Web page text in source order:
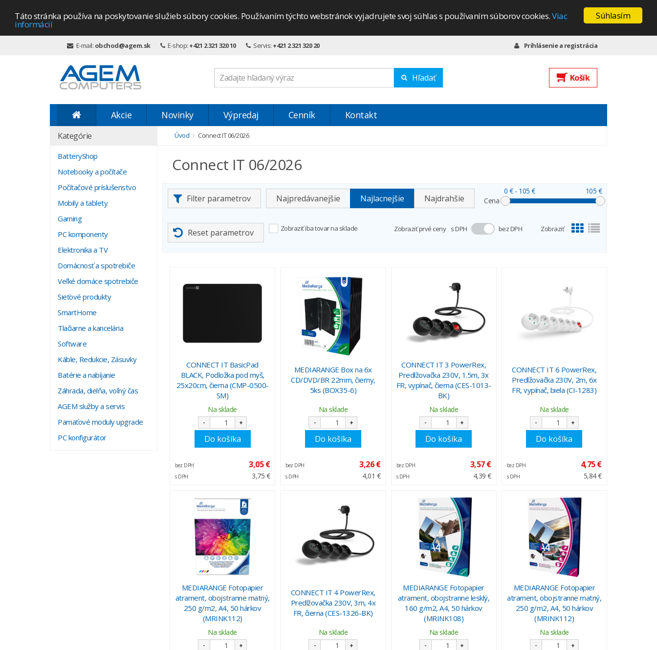
Súhlasím
Táto stránka používa na poskytovanie služieb súbory cookies. Používaním týchto webstránok vyjadrujete svoj súhlas s používaním súborov cookies.Viac
informácií
E-mail: obchod@agem.sk E-shop: +421 2 321 320 10 Servis: +421 2 321 320 20 Prihlásenie a registrácia
Hľadať Košík
Akcie Novinky Výpredaj Cenník Kontakt
Kategórie
BatteryShop
Notebooky a počítače
Počítačové príslušenstvo
Mobily a tablety
Gaming
PC komponenty
Elektronika a TV
Domácnosť a spotrebiče
Veľké domáce spotrebiče
Sieťové produkty
SmartHome
Tlačiarne a kancelária
Software
Káble, Redukcie, Zásuvky
Batérie a nabíjanie
Záhrada, dielňa, voľný čas
AGEM služby a servis
Pamäťové moduly upgrade
PC konfigurátor
Úvod Connect IT 06/2026
Connect IT 06/2026
Filter parametrov Najpredávanejšie Najlacnejšie Najdrahšie Cena
0 €- 105 € 105 €
Reset parametrov Zobraziť iba tovar na sklade Zobraziť prvé ceny s DPH bez DPH Zobraziť
CONNECT IT BasicPad
BLACK, Podložka pod myš,
25x20cm, čierna (CMP-0500-
SM)
Na sklade
- +
Do košíka
bez DPH 3,05 €
s DPH 3,75 €
MEDIARANGE Box na 6x
CD/DVD/BR 22mm, čierny,
5ks (BOX35-6)
Na sklade
- +
Do košíka
bez DPH 3,26 €
s DPH 4,01 €
CONNECT IT 3 PowerRex,
Predlžovačka 230V, 1.5m, 3x
FR, vypínač, čierna (CES-1013-
BK)
Na sklade
- +
Do košíka
bez DPH 3,57 €
s DPH 4,39 €
CONNECT IT 6 PowerRex,
Predlžovačka 230V, 2m, 6x
FR, vypínač, biela (CI-1283)
Na sklade
- +
Do košíka
bez DPH 4,75 €
s DPH 5,84 €
MEDIARANGE Fotopapier
atrament, obojstranne matný,
250 g/m2, A4, 50 hárkov
(MRINK112)
Na sklade
- +
CONNECT IT 4 PowerRex,
Predlžovačka 230V, 3m, 4x
FR, čierna (CES-1326-BK)
Na sklade
- +
MEDIARANGE Fotopapier
atrament, obojstranne lesklý,
160 g/m2, A4, 50 hárkov
(MRINK108)
Na sklade
- +
MEDIARANGE Fotopapier
atrament, obojstranne matný,
250 g/m2, A4, 50 hárkov
(MRINK112)
Na sklade
- +